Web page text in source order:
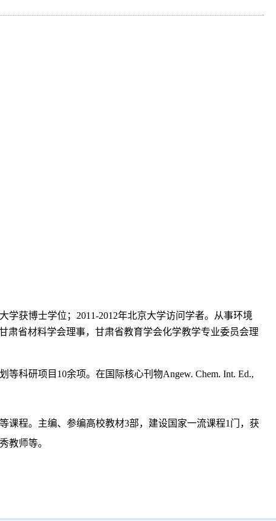
获博士学位；2011-2012年北京大学访问学者。从事环境
肃省材料学会理事，甘肃省教育学会化学教学专业委员会理
研项目10余项。在国际核心刊物Angew. Chem. Int. Ed.,
程。主编、参编高校教材3部，建设国家一流课程1门，获
教师等。